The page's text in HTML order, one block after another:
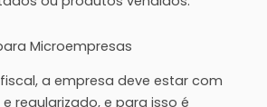
Microempresas
a empresa deve estar com
regularizado, e para isso é